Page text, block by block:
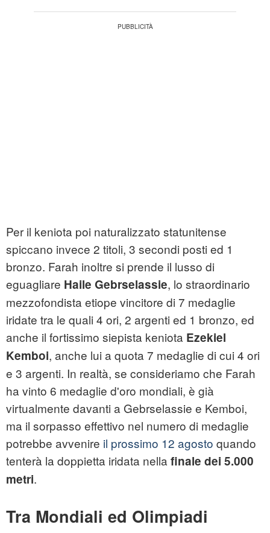
Per il keniota poi naturalizzato statunitense
spiccano invece 2 titoli, 3 secondi posti ed 1
bronzo. Farah inoltre si prende il lusso di
eguagliare Haile Gebrselassie, lo straordinario
mezzofondista etiope vincitore di 7 medaglie
iridate tra le quali 4 ori, 2 argenti ed 1 bronzo, ed
anche il fortissimo siepista keniota Ezekiel
Kemboi, anche lui a quota 7 medaglie di cui 4 ori
e 3 argenti. In realtà, se consideriamo che Farah
ha vinto 6 medaglie d'oro mondiali, è già
virtualmente davanti a Gebrselassie e Kemboi,
ma il sorpasso effettivo nel numero di medaglie
potrebbe avvenire il prossimo 12 agosto quando
tenterà la doppietta iridata nella finale dei 5.000
metri.
Tra Mondiali ed Olimpiadi